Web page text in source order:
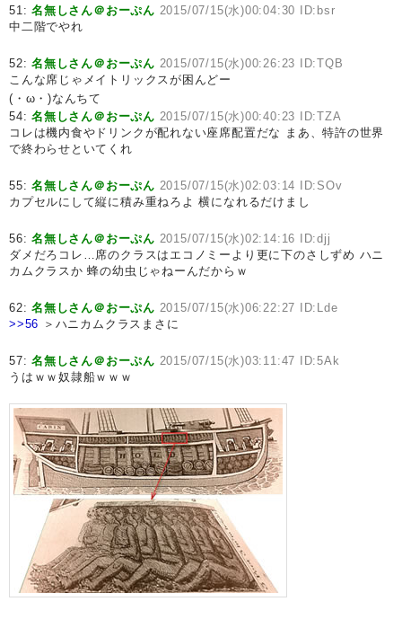
51:名無しさん＠おーぷん 2015/07/15(水)00:04:30 ID:bsr
中二階でやれ
52:名無しさん＠おーぷん 2015/07/15(水)00:26:23 ID:TQB
こんな席じゃメイトリックスが困んどー
(・ω・)なんちて
54:名無しさん＠おーぷん 2015/07/15(水)00:40:23 ID:TZA
コレは機内食やドリンクが配れない座席配置だな まあ、特許の世界
で終わらせといてくれ
55:名無しさん＠おーぷん 2015/07/15(水)02:03:14 ID:SOv
カプセルにして縦に積み重ねろよ 横になれるだけまし
56:名無しさん＠おーぷん 2015/07/15(水)02:14:16 ID:djj
ダメだろコレ…席のクラスはエコノミーより更に下のさしずめ ハニ
カムクラスか 蜂の幼虫じゃねーんだからｗ
62:名無しさん＠おーぷん 2015/07/15(水)06:22:27 ID:Lde
>>56 ＞ハニカムクラスまさに
57:名無しさん＠おーぷん 2015/07/15(水)03:11:47 ID:5Ak
うはｗｗ奴隷船ｗｗｗ